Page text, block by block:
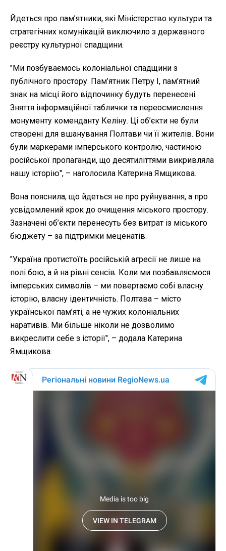
Йдеться про пам’ятники, які Міністерство культури та
стратегічних комунікацій виключило з державного
реєстру культурної спадщини.
"Ми позбуваємось колоніальної спадщини з
публічного простору. Пам’ятник Петру І, пам’ятний
знак на місці його відпочинку будуть перенесені.
Зняття інформаційної таблички та переосмислення
монументу коменданту Келіну. Ці об’єкти не були
створені для вшанування Полтави чи її жителів. Вони
були маркерами імперського контролю, частиною
російської пропаганди, що десятиліттями викривляла
нашу історію", – наголосила Катерина Ямщикова.
Вона пояснила, що йдеться не про руйнування, а про
усвідомлений крок до очищення міського простору.
Зазначені об’єкти перенесуть без витрат із міського
бюджету – за підтримки меценатів.
"Україна протистоїть російській агресії не лише на
полі бою, а й на рівні сенсів. Коли ми позбавляємося
імперських символів – ми повертаємо собі власну
історію, власну ідентичність. Полтава – місто
української пам’яті, а не чужих колоніальних
наративів. Ми більше ніколи не дозволимо
викреслити себе з історії", – додала Катерина
Ямщикова.